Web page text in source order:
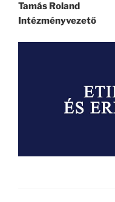
Tamás Roland
Intézményvezető